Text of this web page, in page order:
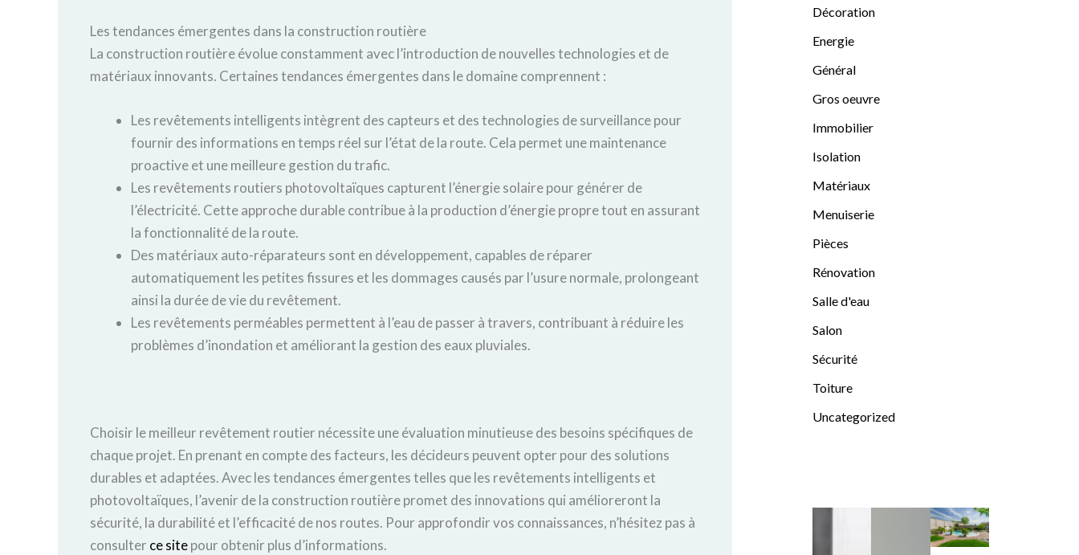
Les tendances émergentes dans la construction routière
La construction routière évolue constamment avec l’introduction de nouvelles technologies et de
matériaux innovants. Certaines tendances émergentes dans le domaine comprennent :
Les revêtements intelligents intègrent des capteurs et des technologies de surveillance pour
fournir des informations en temps réel sur l’état de la route. Cela permet une maintenance
proactive et une meilleure gestion du trafic.
Les revêtements routiers photovoltaïques capturent l’énergie solaire pour générer de
l’électricité. Cette approche durable contribue à la production d’énergie propre tout en assurant
la fonctionnalité de la route.
Des matériaux auto-réparateurs sont en développement, capables de réparer
automatiquement les petites fissures et les dommages causés par l’usure normale, prolongeant
ainsi la durée de vie du revêtement.
Les revêtements perméables permettent à l’eau de passer à travers, contribuant à réduire les
problèmes d’inondation et améliorant la gestion des eaux pluviales.
Choisir le meilleur revêtement routier nécessite une évaluation minutieuse des besoins spécifiques de
chaque projet. En prenant en compte des facteurs, les décideurs peuvent opter pour des solutions
durables et adaptées. Avec les tendances émergentes telles que les revêtements intelligents et
photovoltaïques, l’avenir de la construction routière promet des innovations qui amélioreront la
sécurité, la durabilité et l’efficacité de nos routes. Pour approfondir vos connaissances, n’hésitez pas à
consulter ce sitepour obtenir plus d’informations.
Décoration
Energie
Général
Gros oeuvre
Immobilier
Isolation
Matériaux
Menuiserie
Pièces
Rénovation
Salle d'eau
Salon
Sécurité
Toiture
Uncategorized